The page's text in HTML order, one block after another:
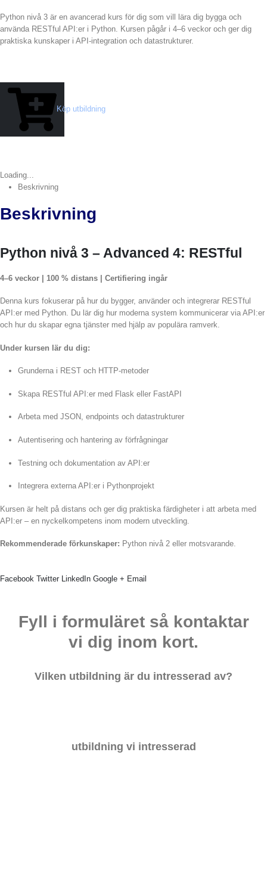
Python nivå 3 är en avancerad kurs för dig som vill lära dig bygga och
använda RESTful API:er i Python. Kursen pågår i 4–6 veckor och ger dig
praktiska kunskaper i API-integration och datastrukturer.
Köp utbildning
Loading...
Beskrivning
Beskrivning
Python nivå 3 – Advanced 4: RESTful
4–6 veckor | 100 % distans | Certifiering ingår
Denna kurs fokuserar på hur du bygger, använder och integrerar RESTful
API:er med Python. Du lär dig hur moderna system kommunicerar via API:er
och hur du skapar egna tjänster med hjälp av populära ramverk.
Under kursen lär du dig:
Grunderna i REST och HTTP-metoder
Skapa RESTful API:er med Flask eller FastAPI
Arbeta med JSON, endpoints och datastrukturer
Autentisering och hantering av förfrågningar
Testning och dokumentation av API:er
Integrera externa API:er i Pythonprojekt
Kursen är helt på distans och ger dig praktiska färdigheter i att arbeta med
API:er – en nyckelkompetens inom modern utveckling.
Rekommenderade förkunskaper: Python nivå 2 eller motsvarande.
Facebook Twitter LinkedIn Google + Email
Fyll i formuläret så kontaktar
vi dig inom kort.
Vilken utbildning är du intresserad av?
utbildning vi intresserad